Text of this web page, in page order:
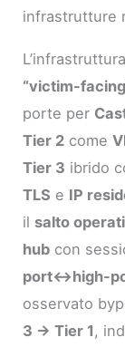
infrastrutture
L’infrastruttura
“victim-
porte per
Tier 2 come
Tier 3 ibrido
TLS e IP
il salto
hub con
port↔high-
osservato
3 → Tier 1 ,